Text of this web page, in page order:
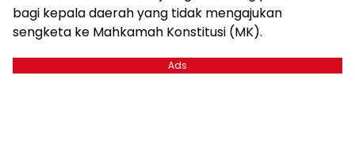
bagi kepala daerah yang tidak mengajukan
sengketa ke Mahkamah Konstitusi (MK).
Ads